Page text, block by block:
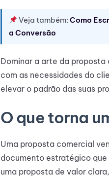
Veja também:Como
a Conversão
Dominar a arte da proposta
com as necessidades do
elevar o padrão das suas
O que torna
Uma proposta comercial
documento estratégico que
uma proposta de valor